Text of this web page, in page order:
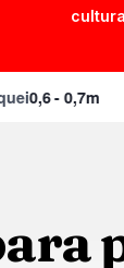
cultura
0,7m